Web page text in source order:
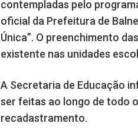
contempladas pelo
oficial da Prefeitura de
Única”. O preenchimento
existente nas unidades
A Secretaria de Educação
ser feitas ao longo de todo
recadastramento.